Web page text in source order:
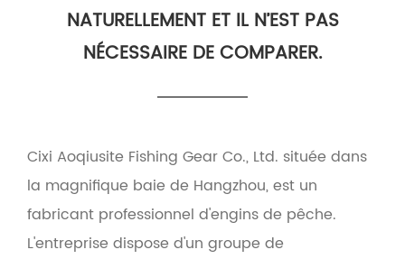
NATURELLEMENT ET IL N’EST PAS
NÉCESSAIRE DE COMPARER.
Cixi Aoqiusite Fishing Gear Co., Ltd. située dans
la magnifique baie de Hangzhou, est un
fabricant professionnel d'engins de pêche.
L'entreprise dispose d'un groupe de